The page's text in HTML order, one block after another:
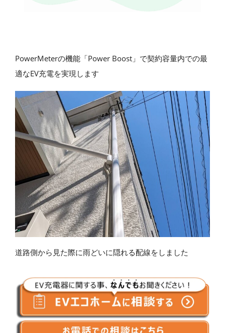
PowerMeterの機能「Power Boost」で契約容量内での最
適なEV充電を実現します
道路側から見た際に雨どいに隠れる配線をしました